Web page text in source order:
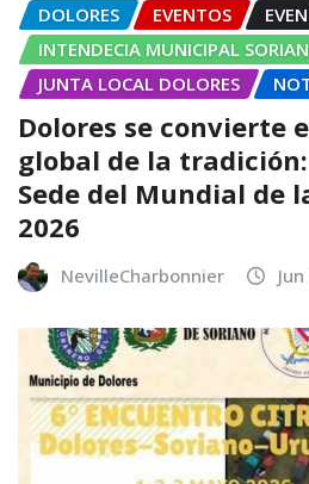
DOLORES EVENTOS
INTENDECIA MUNICIPAL
JUNTA LOCAL DOLORES
Dolores se convierte
global de la
Sede del Mundial de
2026
NevilleCharbonnier